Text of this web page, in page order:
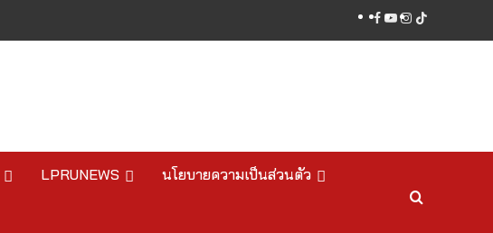
facebook
youtube
instagram
tiktok
LPRUNEWS นโยบายความเป็นส่วนตัว